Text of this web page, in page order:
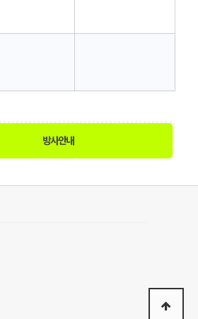
방사안내